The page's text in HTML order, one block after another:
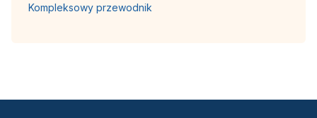
Kompleksowy przewodnik